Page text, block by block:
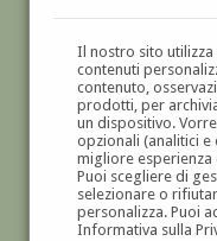
Il nostro sito utilizza
contenuti
contenuto,
prodotti, per
un dispositivo.
opzionali (analitici
migliore esperienza
Puoi scegliere di
selezionare o
personalizza. Puoi
Informativa sulla
DIPINTI